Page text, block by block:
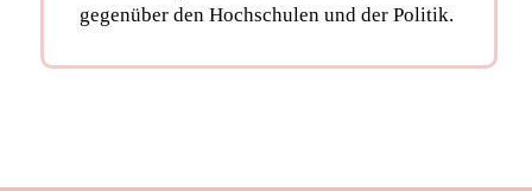
gegenüber den Hochschulen und der Politik.